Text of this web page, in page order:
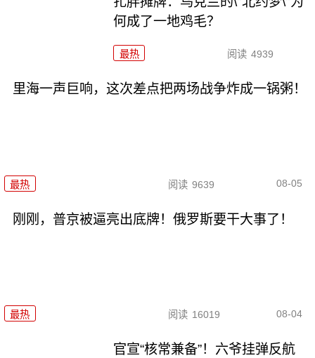
何成了一地鸡毛？
最热 阅读 4939
里海一声巨响，这次差点把两场战争炸成一锅粥！
最热 阅读 9639 08-05
刚刚，普京被逼亮出底牌！俄罗斯要干大事了！
最热 阅读 16019 08-04
官宣“核常兼备”！六爷挂弹反航